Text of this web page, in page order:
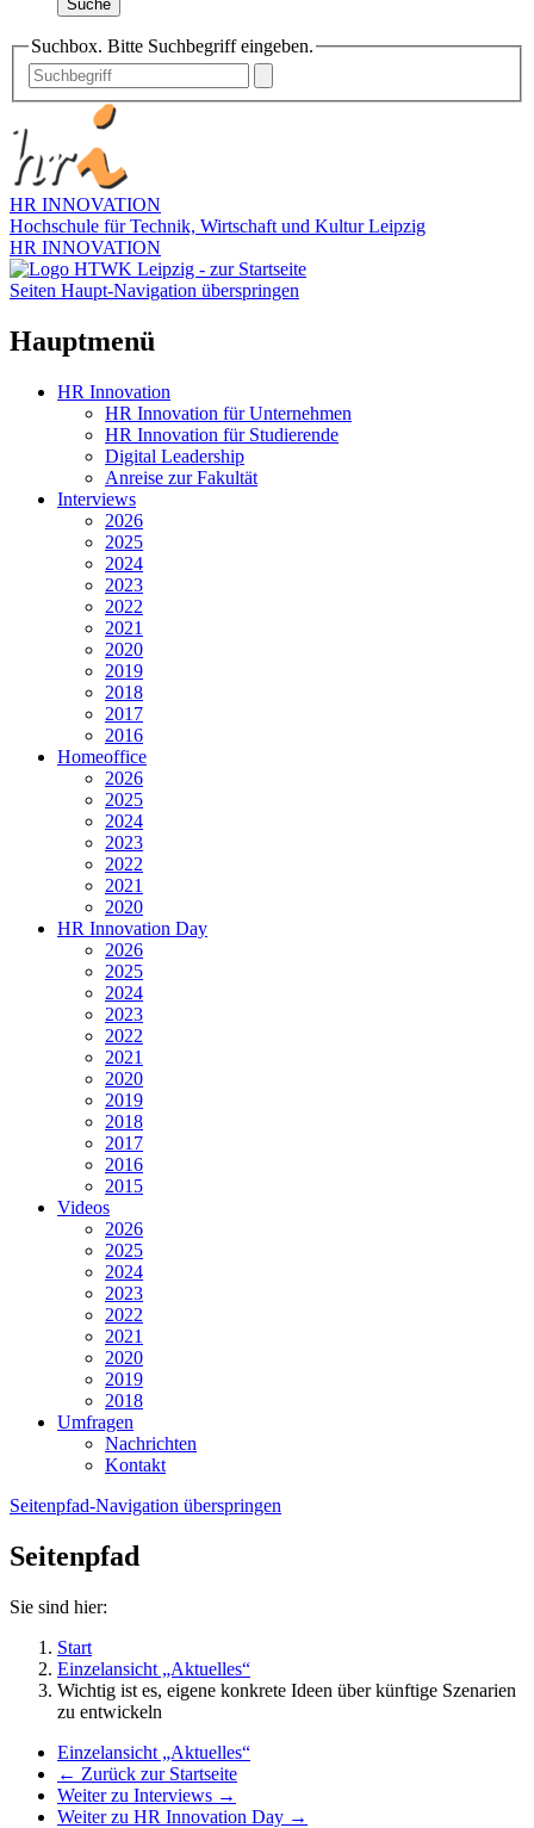
Suche
Suchbox. Bitte Suchbegriff eingeben.
HR INNOVATION
Hochschule für Technik, Wirtschaft und Kultur Leipzig
HR INNOVATION
Seiten Haupt-Navigation überspringen
Hauptmenü
HR Innovation
HR Innovation für Unternehmen
HR Innovation für Studierende
Digital Leadership
Anreise zur Fakultät
Interviews
2026
2025
2024
2023
2022
2021
2020
2019
2018
2017
2016
Homeoffice
2026
2025
2024
2023
2022
2021
2020
HR Innovation Day
2026
2025
2024
2023
2022
2021
2020
2019
2018
2017
2016
2015
Videos
2026
2025
2024
2023
2022
2021
2020
2019
2018
Umfragen
Nachrichten
Kontakt
Seitenpfad-Navigation überspringen
Seitenpfad
Sie sind hier:
Start
Einzelansicht „Aktuelles“
Wichtig ist es, eigene konkrete Ideen über künftige Szenarien
zu entwickeln
Einzelansicht „Aktuelles“
← Zurück zur Startseite
Weiter zu Interviews →
Weiter zu HR Innovation Day →